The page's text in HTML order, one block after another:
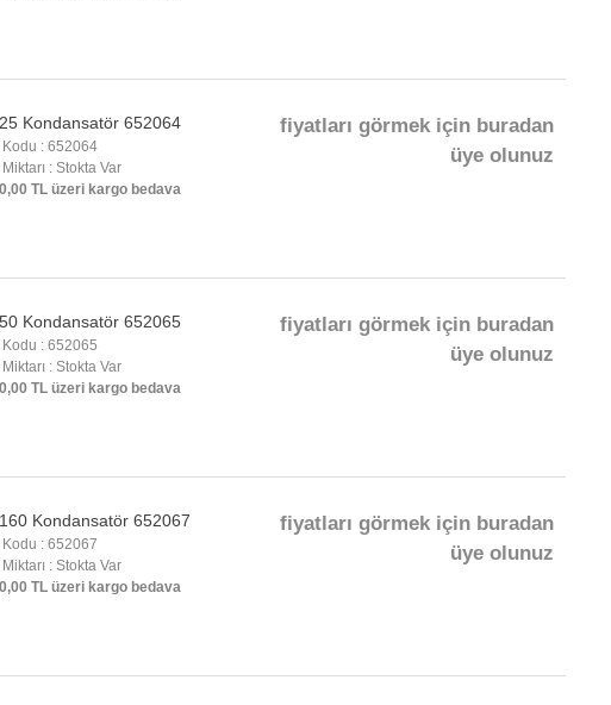
Kondansatör 652064
Kodu : 652064
: Stokta Var
TL üzeri kargo bedava
fiyatları görmek için buradan
üye olunuz
Kondansatör 652065
Kodu : 652065
: Stokta Var
TL üzeri kargo bedava
fiyatları görmek için buradan
üye olunuz
Kondansatör 652067
Kodu : 652067
: Stokta Var
TL üzeri kargo bedava
fiyatları görmek için buradan
üye olunuz